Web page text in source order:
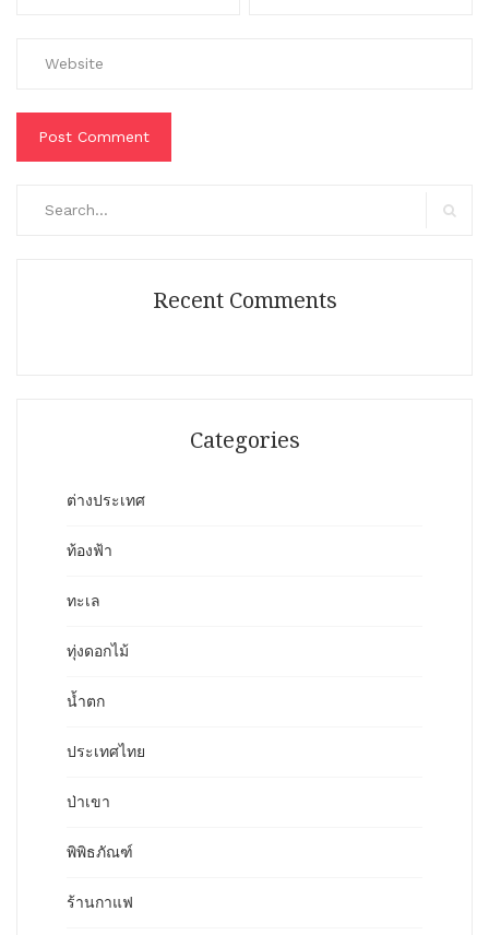
Recent Comments
Categories
ต่างประเทศ
ท้องฟ้า
ทะเล
ทุ่งดอกไม้
น้ำตก
ประเทศไทย
ป่าเขา
พิพิธภัณฑ์
ร้านกาแฟ